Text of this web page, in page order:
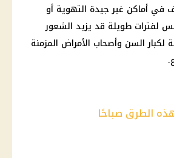
في أماكن غير جيدة التهوية أو
لفترات طويلة قد يزيد الشعور
لكبار السن وأصحاب الأمراض المزمنة
الطرق صباحًا